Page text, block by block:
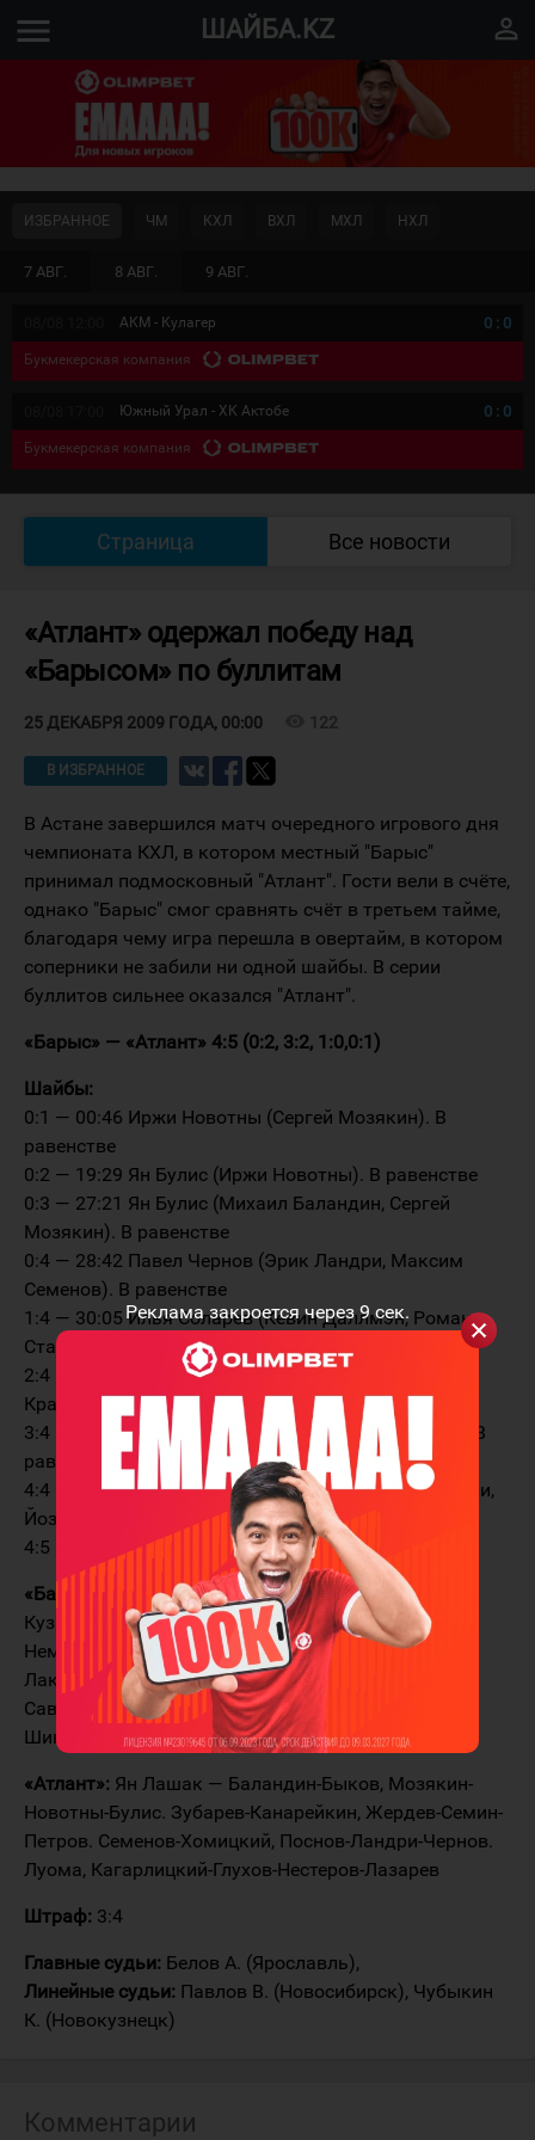
Реклама закроется через9сек.
menu ШАЙБА.KZ perm_identity
7 АВГ. 8 АВГ. 9 АВГ.
ИЗБРАННОЕ ЧМ КХЛ ВХЛ МХЛ НХЛ
АКМ - Кулагер 0 : 0
Букмекерская компания
Южный Урал - ХК Актобе 0 : 0
Букмекерская компания
Страница Все новости
«Атлант» одержал победу над
«Барысом» по буллитам
25 ДЕКАБРЯ 2009 ГОДА, 00:00 122
В ИЗБРАННОЕ
В Астане завершился матч очередного игрового дня
чемпионата КХЛ, в котором местный "Барыс"
принимал подмосковный "Атлант". Гости вели в счёте,
однако "Барыс" смог сравнять счёт в третьем тайме,
благодаря чему игра перешла в овертайм, в котором
соперники не забили ни одной шайбы. В серии
буллитов сильнее оказался "Атлант".
«Барыс» — «Атлант» 4:5 (0:2, 3:2, 1:0,0:1)
Шайбы:
0:1 — 00:46 Иржи Новотны (Сергей Мозякин). В
равенстве
0:2 — 19:29 Ян Булис (Иржи Новотны). В равенстве
0:3 — 27:21 Ян Булис (Михаил Баландин, Сергей
Мозякин). В равенстве
0:4 — 28:42 Павел Чернов (Эрик Ландри, Максим
Семенов). В равенстве
1:4 — 30:05 Илья Соларев (Кевин Даллмэн, Роман
Старченко). В равенстве
2:4 — 31:32 Роман Савченко (Вадим
Краснослободцев). В равенстве
3:4 — 39:02 Дэвид Немировски (Йозеф Штумпел). В
равенстве
4:4 — 52:29 Максим Спиридонов (Петер Подхрадски,
Йозеф Штумпел). В большинстве
4:5 — 65:00 Эрик Ландри. Буллит
«Барыс»: Гласс(00:00 — 28:42); Алексей
Кузнецов(28:42 — 60:00 ) — Даллмэн-Гимаев,
Немировски-Штумпел-Спиридонов. Подхрадски-
Лакиза, Жайлауов-Гаврилин-Краснослободцев.
Савченко-Казанцев, Рымарев-Летовски-Корешков.
Шин-Старченко-Соларев
«Атлант»: Ян Лашак — Баландин-Быков, Мозякин-
Новотны-Булис. Зубарев-Канарейкин, Жердев-Семин-
Петров. Семенов-Хомицкий, Поснов-Ландри-Чернов.
Луома, Кагарлицкий-Глухов-Нестеров-Лазарев
Штраф: 3:4
Главные судьи: Белов А. (Ярославль),
Линейные судьи: Павлов В. (Новосибирск), Чубыкин
К. (Новокузнецк)
Комментарии